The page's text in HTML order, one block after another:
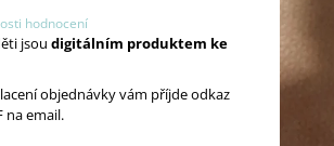
hodnocení
jsou digitálním produktem ke
objednávky vám příjde odkaz
na email.